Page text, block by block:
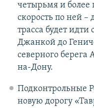
четырьмя и более
скорость по ней
трасса будет
Джанкой до
северного берега
на-Дону.
Подконтрольные
новую дорогу